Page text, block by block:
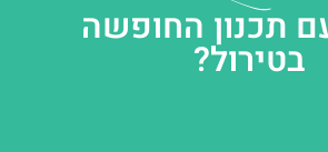
תכנון החופשה
בטירול?